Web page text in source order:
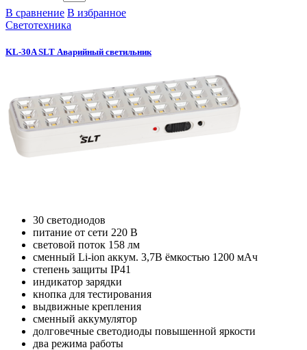
В сравнение В избранное
Светотехника
KL-30A SLT Аварийный светильник
30 светодиодов
питание от сети 220 В
световой поток 158 лм
сменный Li-ion аккум. 3,7В ёмкостью 1200 мАч
степень защиты IP41
индикатор зарядки
кнопка для тестирования
выдвижные крепления
сменный аккумулятор
долговечные светодиоды повышенной яркости
два режима работы